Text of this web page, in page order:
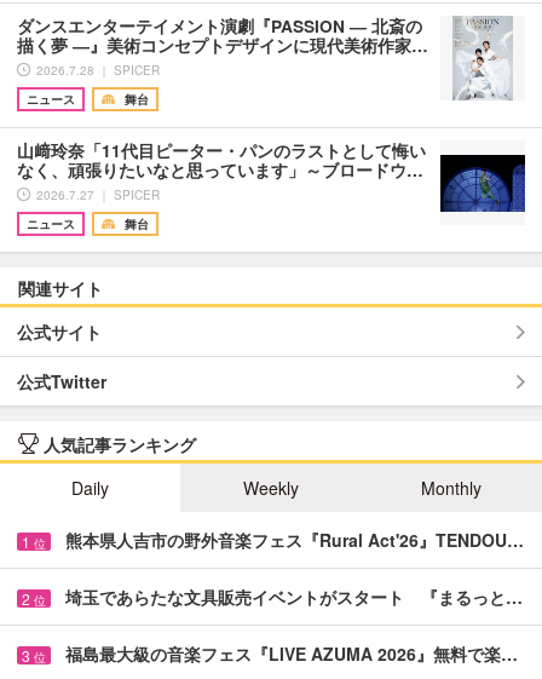
ダンスエンターテイメント演劇『PASSION ― 北斎の
描く夢 ―』美術コンセプトデザインに現代美術作家…
2026.7.28 ｜ SPICER
ニュース
舞台
山﨑玲奈「11代目ピーター・パンのラストとして悔い
なく、頑張りたいなと思っています」～ブロードウ…
2026.7.27 ｜ SPICER
ニュース
舞台
関連サイト
公式サイト
公式Twitter
人気記事ランキング
Daily
Weekly Monthly
1 位 熊本県人吉市の野外音楽フェス『Rural Act'26』TENDOU…
2 位 埼玉であらたな文具販売イベントがスタート 『まるっと…
3 位 福島最大級の音楽フェス『LIVE AZUMA 2026』無料で楽…